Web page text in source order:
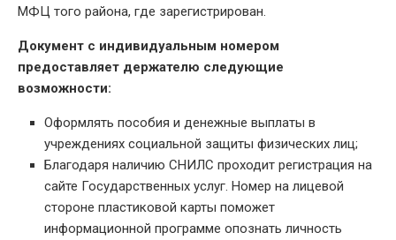
МФЦ того района, где зарегистрирован.
Документ с индивидуальным номером
предоставляет держателю следующие
возможности:
Оформлять пособия и денежные выплаты в
учреждениях социальной защиты физических лиц;
Благодаря наличию СНИЛС проходит регистрация на
сайте Государственных услуг. Номер на лицевой
стороне пластиковой карты поможет
информационной программе опознать личность